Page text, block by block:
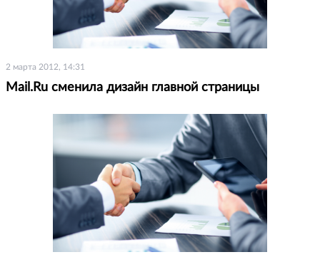
2 марта 2012, 14:31
Mail.Ru сменила дизайн главной страницы